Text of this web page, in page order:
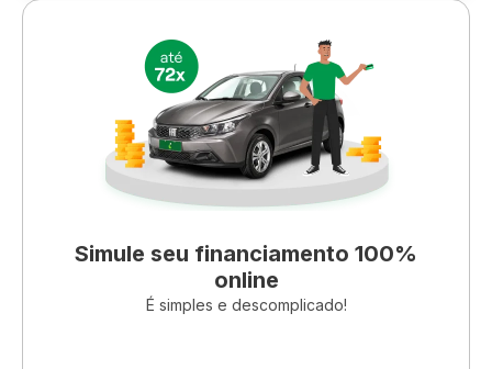
Simule seu financiamento 100%
online
É simples e descomplicado!